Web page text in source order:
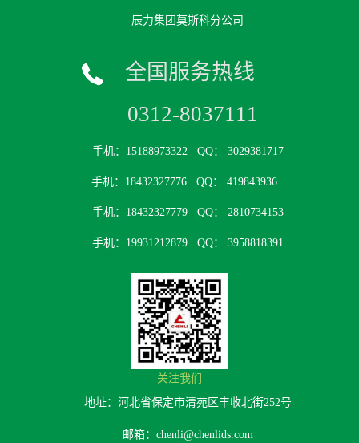
辰力集团莫斯科分公司
全国服务热线
0312-8037111
手机：15188973322 QQ： 3029381717
手机：18432327776 QQ： 419843936
手机：18432327779QQ： 2810734153
手机：19931212879 QQ： 3958818391
关注我们
地址：河北省保定市清苑区丰收北街252号
邮箱：chenli@chenlids.com